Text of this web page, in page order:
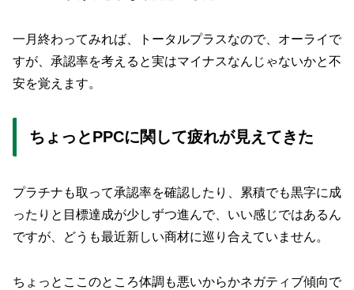
一月終わってみれば、トータルプラスなので、オーライで
すが、承認率を考えると実はマイナスなんじゃないかと不
安を覚えます。
ちょっとPPCに関して疲れが見えてきた
プラチナも取って承認率を確認したり、累積でも黒字に成
ったりと目標達成が少しずつ進んで、いい感じではあるん
ですが、どうも最近新しい商材に巡り合えていません。
ちょっとここのところ体調も悪いからかネガティブ傾向で